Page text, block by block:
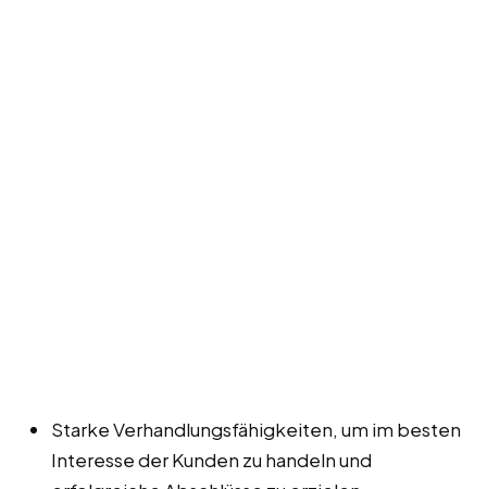
Starke Verhandlungsfähigkeiten, um im besten
Interesse der Kunden zu handeln und